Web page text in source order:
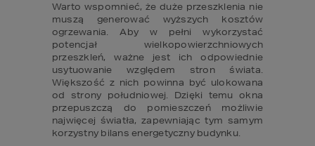
Warto wspomnieć, że duże przeszklenia nie
muszą generować wyższych kosztów
ogrzewania. Aby w pełni wykorzystać
potencjał wielkopowierzchniowych
przeszkleń, ważne jest ich odpowiednie
usytuowanie względem stron świata.
Większość z nich powinna być ulokowana
od strony południowej. Dzięki temu okna
przepuszczą do pomieszczeń możliwie
najwięcej światła, zapewniając tym samym
korzystny bilans energetyczny budynku.